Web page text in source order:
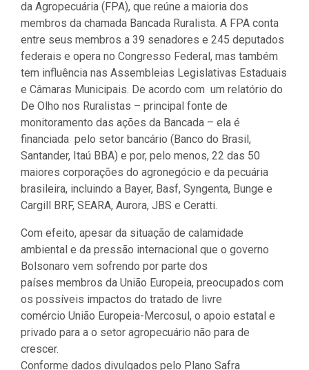
da Agropecuária (FPA), que reúne a maioria dos
membros da chamada Bancada Ruralista. A FPA conta
entre seus membros a 39 senadores e 245 deputados
federais e opera no Congresso Federal, mas também
tem influência nas Assembleias Legislativas Estaduais
e Câmaras Municipais. De acordo com um relatório do
De Olho nos Ruralistas – principal fonte de
monitoramento das ações da Bancada – ela é
financiada pelo setor bancário (Banco do Brasil,
Santander, Itaú BBA) e por, pelo menos, 22 das 50
maiores corporações do agronegócio e da pecuária
brasileira, incluindo a Bayer, Basf, Syngenta, Bunge e
Cargill BRF, SEARA, Aurora, JBS e Ceratti.
Com efeito, apesar da situação de calamidade
ambiental e da pressão internacional que o governo
Bolsonaro vem sofrendo por parte dos
países membros da União Europeia, preocupados com
os possíveis impactos do tratado de livre
comércio União Europeia-Mercosul, o apoio estatal e
privado para a o setor agropecuário não para de
crescer.
Conforme dados divulgados pelo Plano Safra